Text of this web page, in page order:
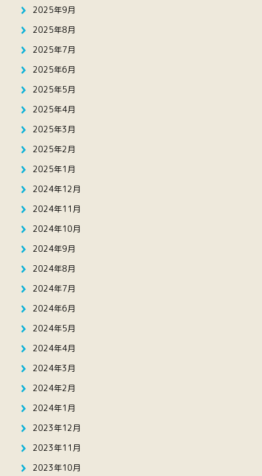
2025年9月
2025年8月
2025年7月
2025年6月
2025年5月
2025年4月
2025年3月
2025年2月
2025年1月
2024年12月
2024年11月
2024年10月
2024年9月
2024年8月
2024年7月
2024年6月
2024年5月
2024年4月
2024年3月
2024年2月
2024年1月
2023年12月
2023年11月
2023年10月